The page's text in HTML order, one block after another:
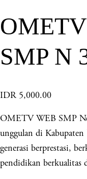
SMP N
IDR 5,000.00
OMETV WEB SMP
unggulan di
generasi berprestasi,
pendidikan berkualitas